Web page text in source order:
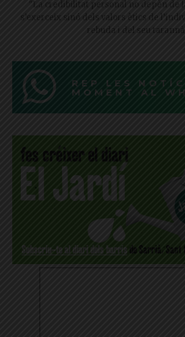
"La credibilitat personal no depèn de
s’exerceix sinó dels valors ètics de
rebuda i del seu
REP LES
MOMENT AL